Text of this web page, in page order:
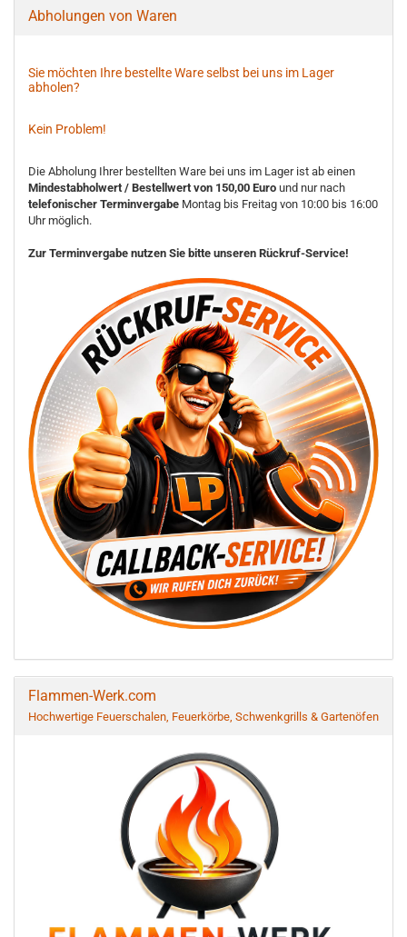
Abholungen von Waren
Sie möchten Ihre bestellte Ware selbst bei uns im Lager
abholen?
Kein Problem!
Die Abholung Ihrer bestellten Ware bei uns im Lager ist ab einen
Mindestabholwert / Bestellwert von 150,00 Euro und nur nach
telefonischer Terminvergabe Montag bis Freitag von 10:00 bis 16:00
Uhr möglich.
Zur Terminvergabe nutzen Sie bitte unseren Rückruf-Service!
Flammen-Werk.com
Hochwertige Feuerschalen, Feuerkörbe, Schwenkgrills & Gartenöfen